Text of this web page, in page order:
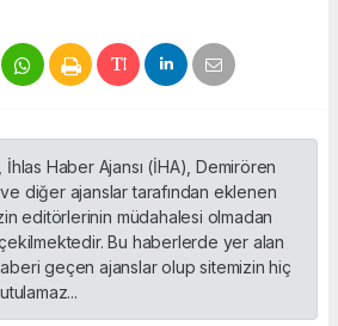
İhlas Haber Ajansı (İHA), Demirören
diğer ajanslar tarafından eklenen
editörlerinin müdahalesi olmadan
Bu haberlerde yer alan
geçen ajanslar olup sitemizin hiç